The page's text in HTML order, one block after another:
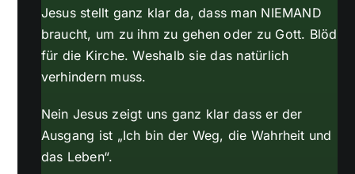
Jesus stellt ganz klar da, dass man NIEMAND
braucht, um zu ihm zu gehen oder zu Gott. Blöd
für die Kirche. Weshalb sie das natürlich
verhindern muss.
Nein Jesus zeigt uns ganz klar dass er der
Ausgang ist „Ich bin der Weg, die Wahrheit und
das Leben“.